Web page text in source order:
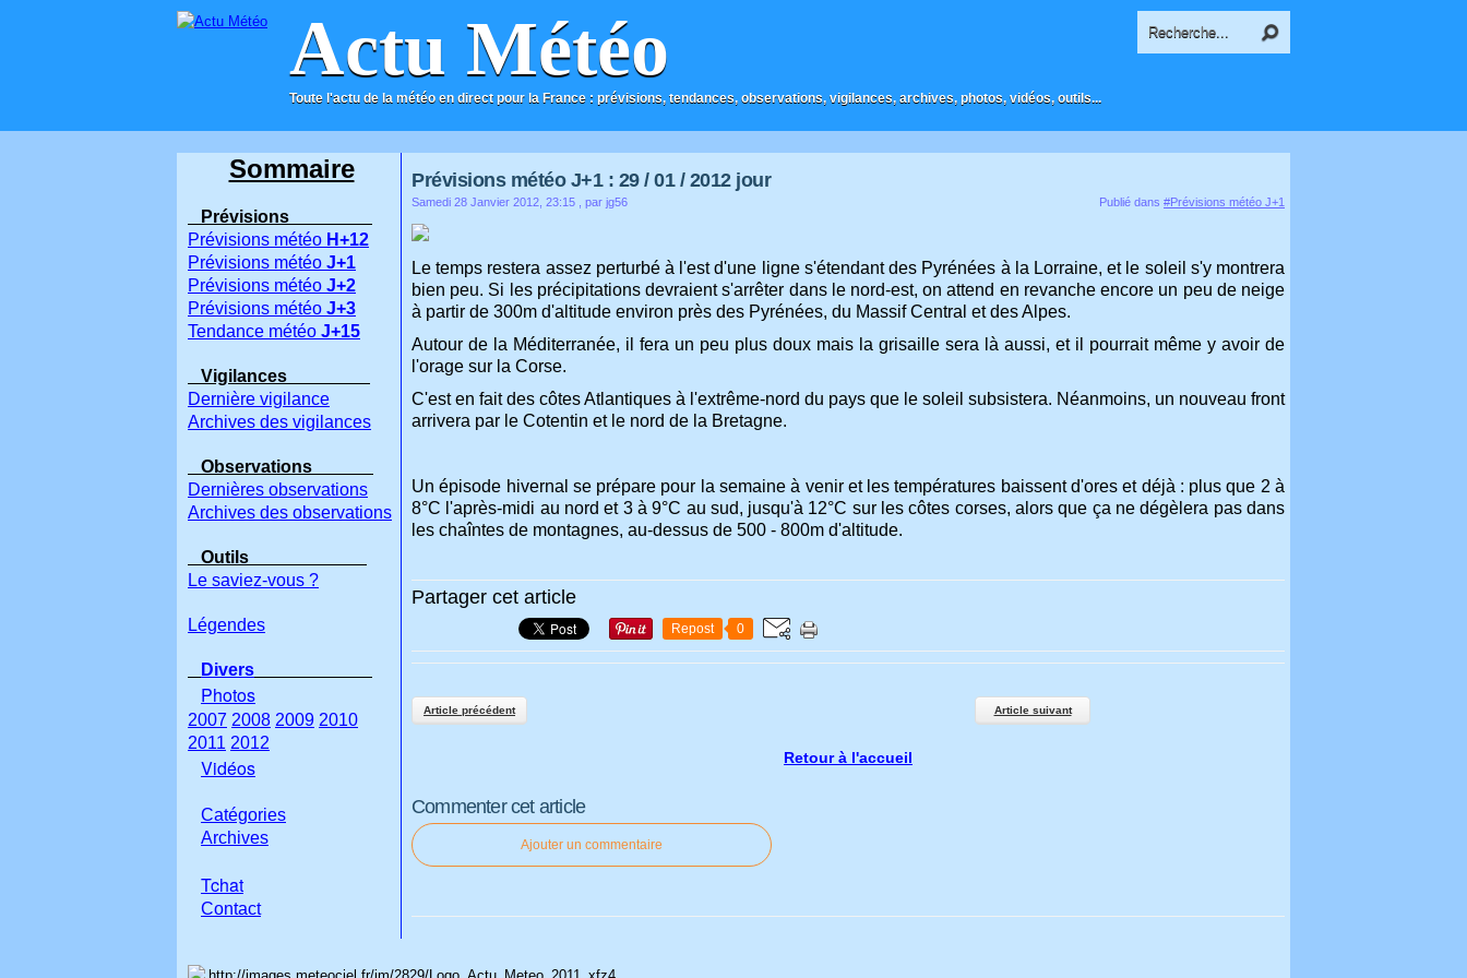
Actu Météo
Toute l'actu de la météo en direct pour la France : prévisions, tendances, observations, vigilances, archives, photos, vidéos, outils...
ACCUEIL CONTACT
Prévisions météo J+1 : 29 / 01 / 2012 jour
Samedi 28 Janvier 2012, 23:15 , par jg56 Publié dans #Prévisions météo J+1
Le temps restera assez perturbé à l'est d'une ligne s'étendant des Pyrénées à la Lorraine, et le soleil s'y montrera
bien peu. Si les précipitations devraient s'arrêter dans le nord-est, on attend en revanche encore un peu de neige
à partir de 300m d'altitude environ près des Pyrénées, du Massif Central et des Alpes.
Autour de la Méditerranée, il fera un peu plus doux mais la grisaille sera là aussi, et il pourrait même y avoir de
l'orage sur la Corse.
C'est en fait des côtes Atlantiques à l'extrême-nord du pays que le soleil subsistera. Néanmoins, un nouveau front
arrivera par le Cotentin et le nord de la Bretagne.
Un épisode hivernal se prépare pour la semaine à venir et les températures baissent d'ores et déjà : plus que 2 à
8°C l'après-midi au nord et 3 à 9°C au sud, jusqu'à 12°C sur les côtes corses, alors que ça ne dégèlera pas dans
les chaîntes de montagnes, au-dessus de 500 - 800m d'altitude.
Partager cet article
Repost 0
Article précédent Article suivant
Retour à l'accueil
Commenter cet article
Ajouter un commentaire
Sommaire
Prévisions
Prévisions météo H+12
Prévisions météo J+1
Prévisions météo J+2
Prévisions météo J+3
Tendance météo J+15
Vigilances
Dernière vigilance
Archives des vigilances
Observations
Dernières observations
Archives des observations
Outils
Le saviez-vous ?
Légendes
Divers
Photos
2007 2008 2009 2010
2011 2012
Vidéos
Catégories
Archives
Tchat
Contact